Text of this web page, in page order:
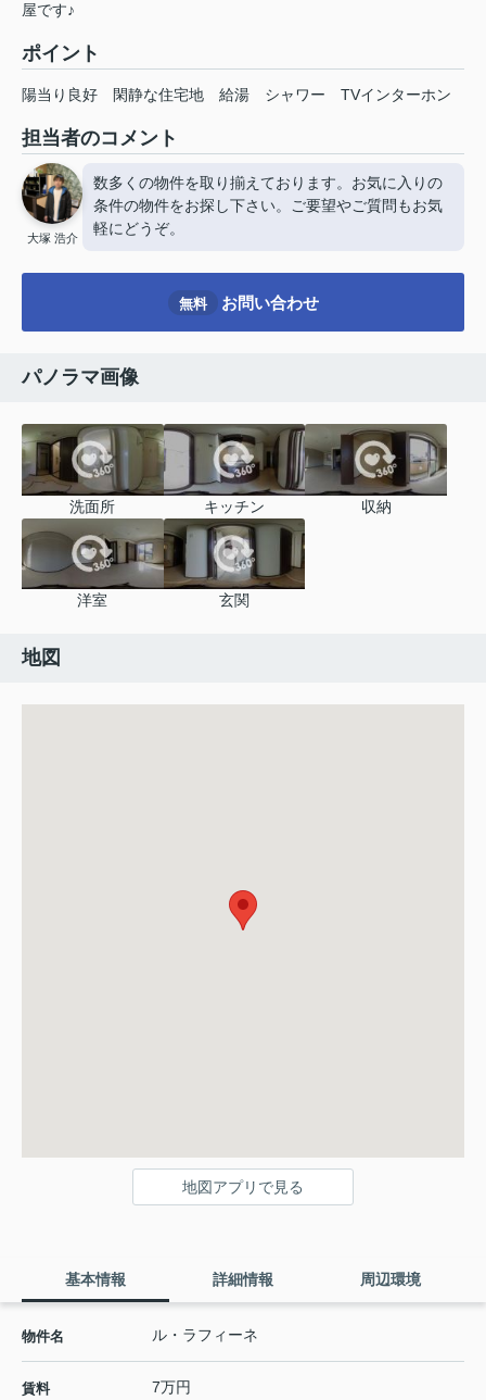
屋です♪
ポイント
陽当り良好 閑静な住宅地 給湯 シャワー TVインターホン
担当者のコメント
大塚 浩介
数多くの物件を取り揃えております。お気に入りの
条件の物件をお探し下さい。ご要望やご質問もお気
軽にどうぞ。
無料 お問い合わせ
パノラマ画像
洗面所 キッチン 収納
洋室 玄関
地図
地図アプリで見る
基本情報 詳細情報 周辺環境
物件名 ル・ラフィーネ
賃料 7万円